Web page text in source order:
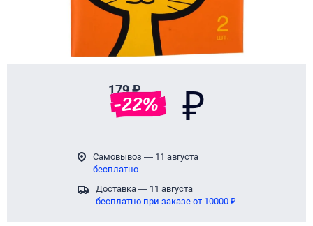
179 ₽
-22% ₽
Самовывоз — 11 августа
бесплатно
Доставка — 11 августа
бесплатно при заказе от 10000 ₽